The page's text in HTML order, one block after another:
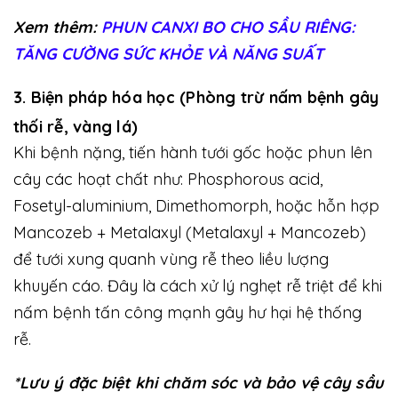
Xem thêm: PHUN CANXI BO CHO SẦU RIÊNG:
TĂNG CƯỜNG SỨC KHỎE VÀ NĂNG SUẤT
3. Biện pháp hóa học (Phòng trừ nấm bệnh gây
thối rễ, vàng lá)
Khi bệnh nặng, tiến hành tưới gốc hoặc phun lên
cây các hoạt chất như: Phosphorous acid,
Fosetyl-aluminium, Dimethomorph, hoặc hỗn hợp
Mancozeb + Metalaxyl (Metalaxyl + Mancozeb)
để tưới xung quanh vùng rễ theo liều lượng
khuyến cáo. Đây là cách xử lý nghẹt rễ triệt để khi
nấm bệnh tấn công mạnh gây hư hại hệ thống
rễ.
*Lưu ý đặc biệt khi chăm sóc và bảo vệ cây sầu